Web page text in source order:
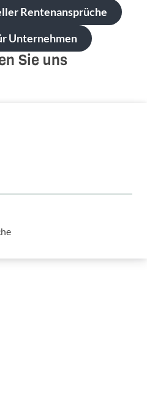
Rentenansprüche
Unternehmen
Sie uns